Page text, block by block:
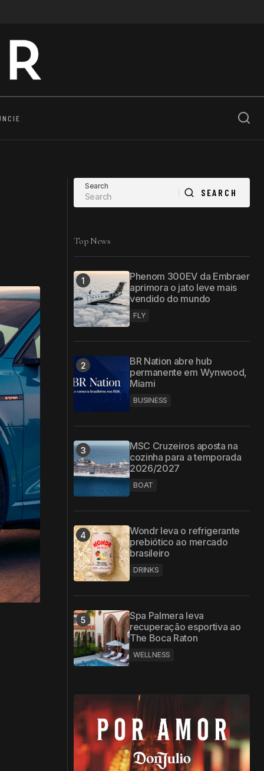
Search
SEARCH
SEARCH
Top News
Phenom 300EV da Embraer
aprimora o jato leve mais
vendido do mundo
FLY
BR Nation abre hub
permanente em Wynwood,
Miami
BUSINESS
MSC Cruzeiros aposta na
cozinha para a temporada
2026/2027
BOAT
Wondr leva o refrigerante
prebiótico ao mercado
brasileiro
DRINKS
Spa Palmera leva
recuperação esportiva ao
The Boca Raton
WELLNESS